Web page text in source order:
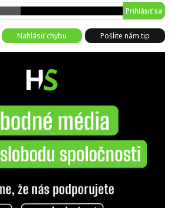
Prihlásiť sa
Nahlásiť chybu Pošlite nám tip